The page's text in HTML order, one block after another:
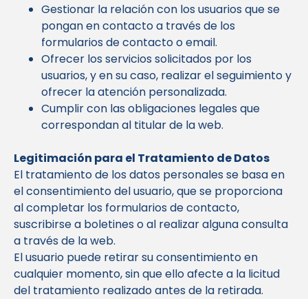
Gestionar la relación con los usuarios que se
pongan en contacto a través de los
formularios de contacto o email.
Ofrecer los servicios solicitados por los
usuarios, y en su caso, realizar el seguimiento y
ofrecer la atención personalizada.
Cumplir con las obligaciones legales que
correspondan al titular de la web.
Legitimación para el Tratamiento de Datos
El tratamiento de los datos personales se basa en
el consentimiento del usuario, que se proporciona
al completar los formularios de contacto,
suscribirse a boletines o al realizar alguna consulta
a través de la web.
El usuario puede retirar su consentimiento en
cualquier momento, sin que ello afecte a la licitud
del tratamiento realizado antes de la retirada.